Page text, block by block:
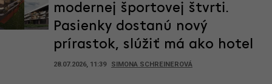
modernej športovej štvrti.
Pasienky dostanú nový
prírastok, slúžiť má ako hotel
28.07.2026, 11:39 SIMONA SCHREINEROVÁ